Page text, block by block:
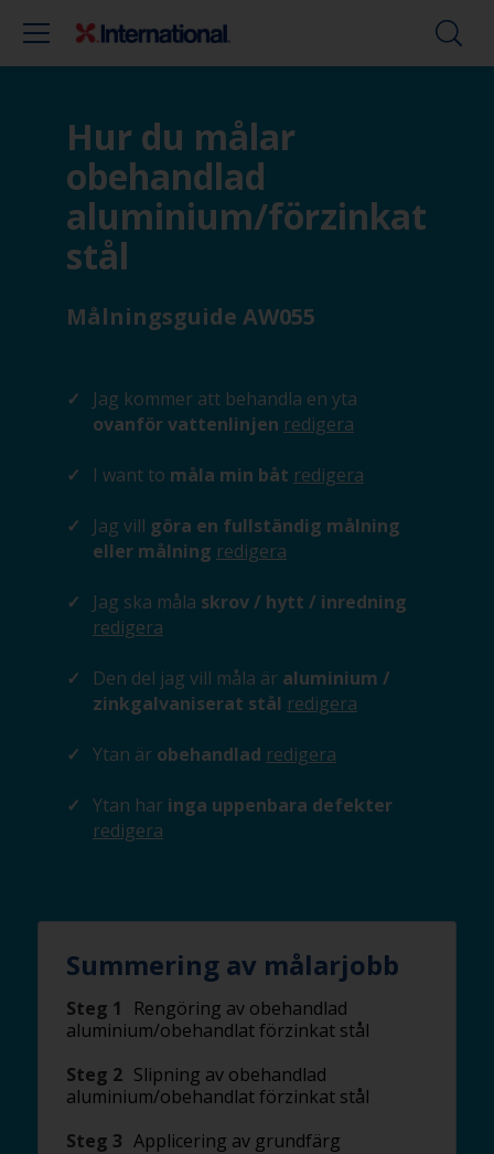
Hur du målar
obehandlad
aluminium/förzinkat
stål
Målningsguide AW055
Jag kommer att behandla en yta
ovanför vattenlinjen redigera
I want to måla min båt redigera
Jag vill göra en fullständig målning
eller målning redigera
Jag ska måla skrov / hytt / inredning
redigera
Den del jag vill måla är aluminium /
zinkgalvaniserat stål redigera
Ytan är obehandlad redigera
Ytan har inga uppenbara defekter
redigera
Summering av målarjobb
Steg 1
Rengöring av obehandlad
aluminium/obehandlat förzinkat stål
Steg 2 Slipning av obehandlad
aluminium/obehandlat förzinkat stål
Steg 3 Applicering av grundfärg